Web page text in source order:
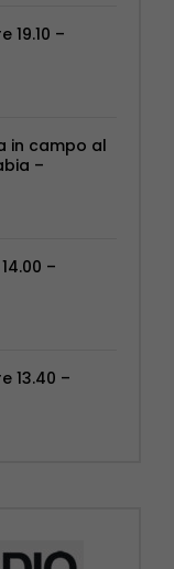
19.10 –
in campo al
–
–
13.40 –